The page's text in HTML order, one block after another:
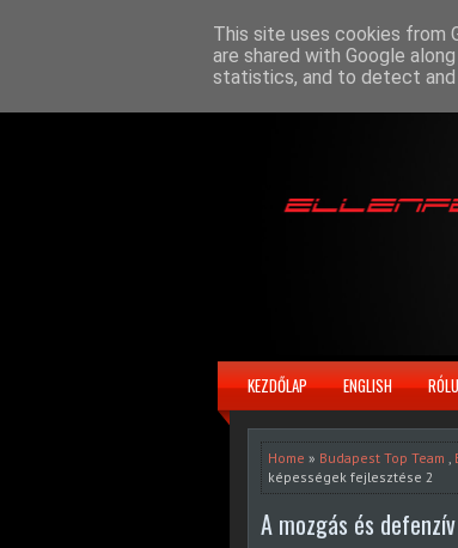
KEZDŐLAP ENGLISH
Home » Budapest Top Team ,
képességek fejlesztése 2
A mozgás és
This site uses cookies from
are shared with Google
statistics, and to detect and